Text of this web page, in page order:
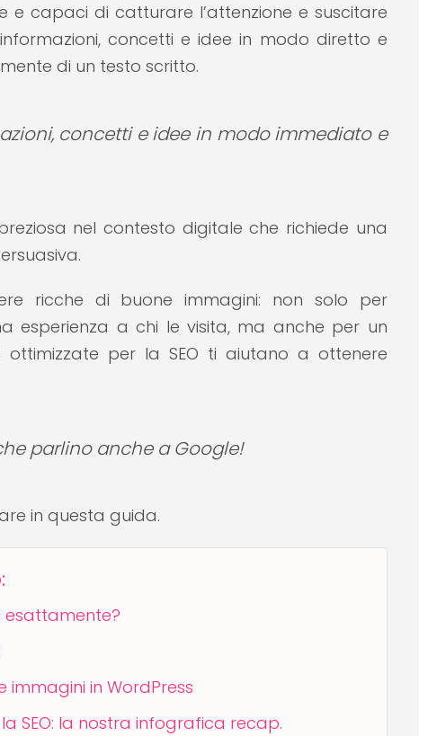
e capaci di catturare l’attenzione e suscitare
concetti e idee in modo diretto e
di un testo scritto.
concetti e idee in modo immediato e
nel contesto digitale che richiede una
ricche di buone immagini: non solo per
esperienza a chi le visita, ma anche per un
per la SEO ti aiutano a ottenere
parlino anche a Google!
in questa guida.
esattamente?
immagini in WordPress
SEO: la nostra infografica recap.